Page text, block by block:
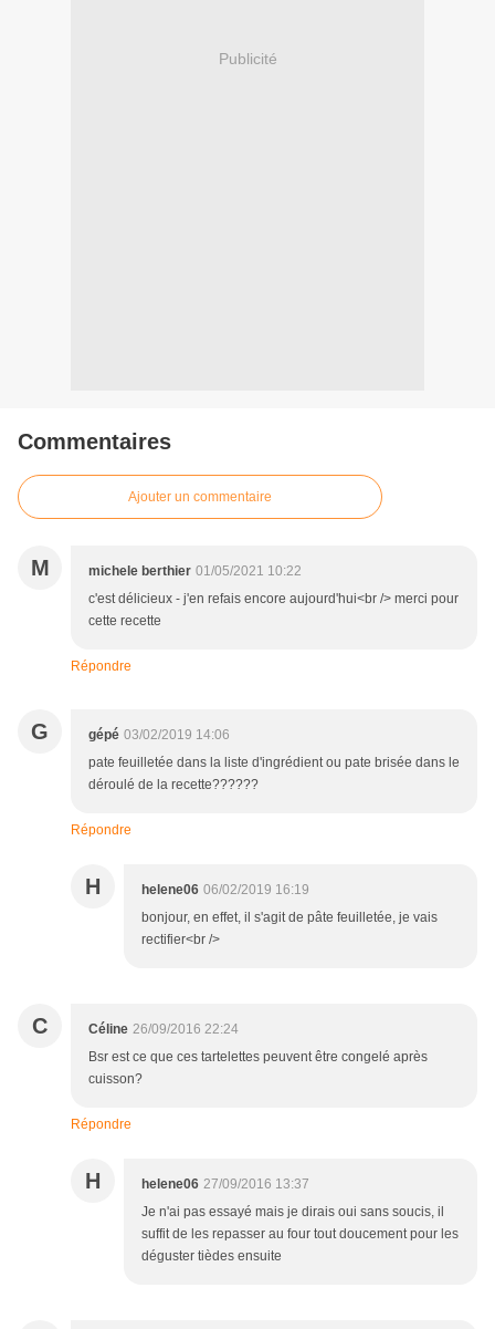
Publicité
Commentaires
Ajouter un commentaire
M michele berthier 01/05/2021 10:22
c'est délicieux - j'en refais encore aujourd'hui<br /> merci pour
cette recette
Répondre
G gépé 03/02/2019 14:06
pate feuilletée dans la liste d'ingrédient ou pate brisée dans le
déroulé de la recette??????
Répondre
H helene06 06/02/2019 16:19
bonjour, en effet, il s'agit de pâte feuilletée, je vais
rectifier<br />
C Céline 26/09/2016 22:24
Bsr est ce que ces tartelettes peuvent être congelé après
cuisson?
Répondre
H helene06 27/09/2016 13:37
Je n'ai pas essayé mais je dirais oui sans soucis, il
suffit de les repasser au four tout doucement pour les
déguster tièdes ensuite